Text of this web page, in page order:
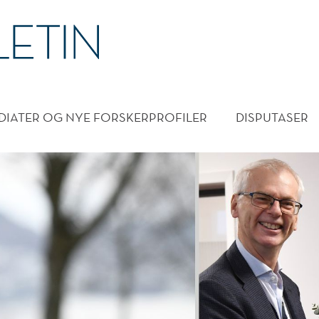
OG NYE FORSKERPROFILER DISPUTASER